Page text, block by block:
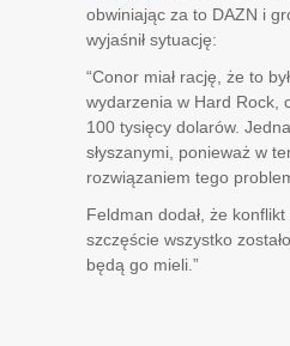
obwiniając za to DAZN i
wyjaśnił sytuację:
“Conor miał rację, że to
wydarzenia w Hard Rock,
100 tysięcy dolarów.
słyszanymi, ponieważ w
rozwiązaniem tego
Feldman dodał, że
szczęście wszystko
będą go mieli.”